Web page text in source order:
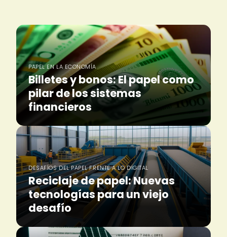
PAPEL EN LA ECONOMÍA
Billetes y bonos: El papel como
pilar de los sistemas
financieros
DESAFÍOS DEL PAPEL FRENTE A LO DIGITAL
Reciclaje de papel: Nuevas
tecnologías para un viejo
desafío